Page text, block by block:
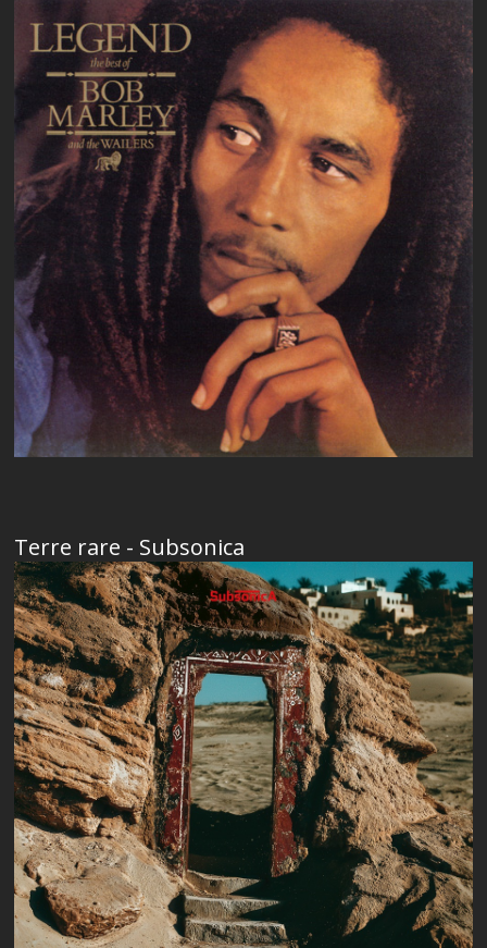
Terre rare - Subsonica